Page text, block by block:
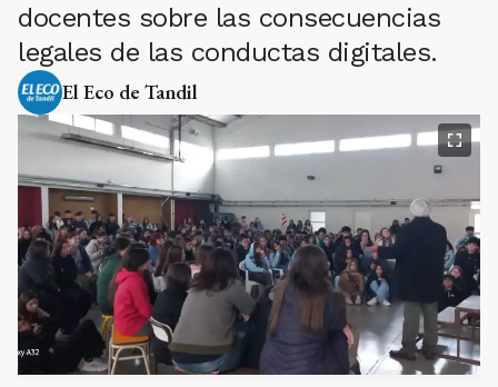
docentes sobre las consecuencias
legales de las conductas digitales.
El Eco de Tandil